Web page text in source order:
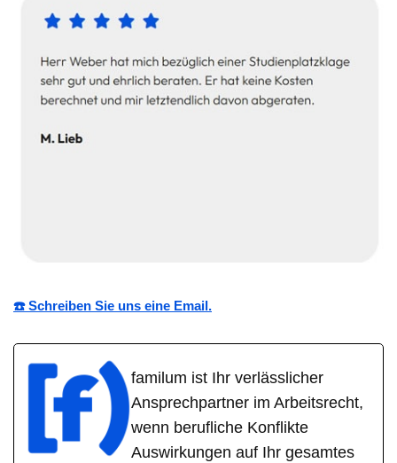
☎️ Schreiben Sie uns eine Email.
familum ist Ihr verlässlicher
Ansprechpartner im Arbeitsrecht,
wenn berufliche Konflikte
Auswirkungen auf Ihr gesamtes